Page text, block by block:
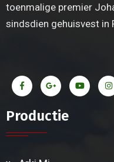
toenmalige premier
sindsdien gehuisvest in
Productie